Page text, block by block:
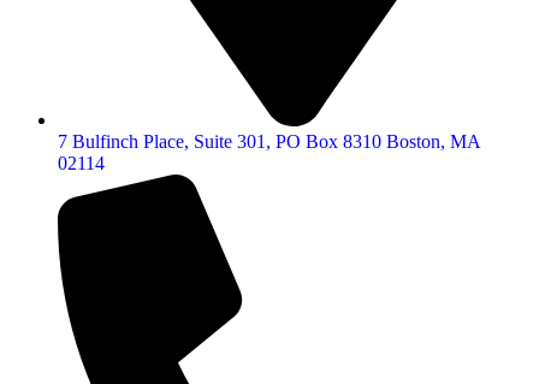
7 Bulfinch Place, Suite 301, PO Box 8310 Boston, MA
02114